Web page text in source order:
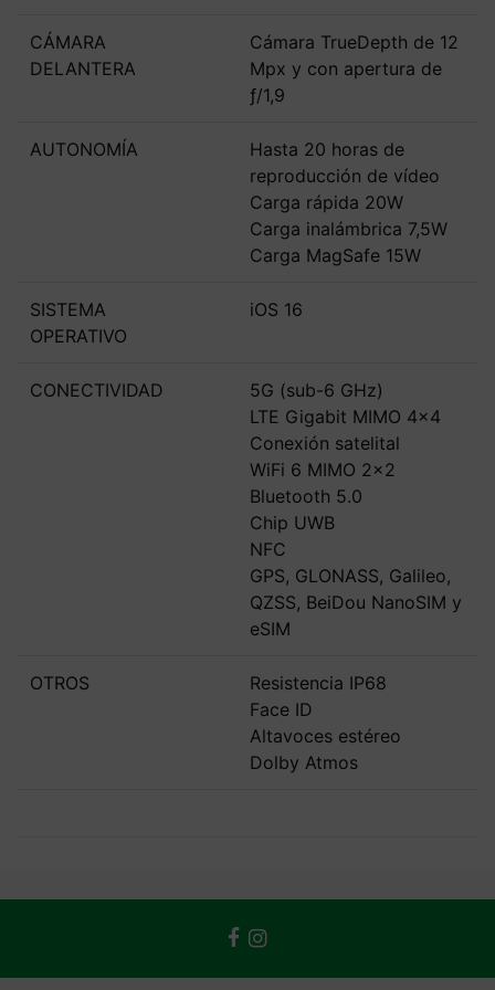
CÁMARA
DELANTERA
Cámara TrueDepth de 12
Mpx y con apertura de
ƒ/1,9
AUTONOMÍA
Hasta 20 horas de
reproducción de vídeo
Carga rápida 20W
Carga inalámbrica 7,5W
Carga MagSafe 15W
SISTEMA
OPERATIVO
iOS 16
CONECTIVIDAD
5G (sub-6 GHz)
LTE Gigabit MIMO 4x4
Conexión satelital
WiFi 6 MIMO 2x2
Bluetooth 5.0
Chip UWB
NFC
GPS, GLONASS, Galileo,
QZSS, BeiDou NanoSIM y
eSIM
OTROS
Resistencia IP68
Face ID
Altavoces estéreo
Dolby Atmos